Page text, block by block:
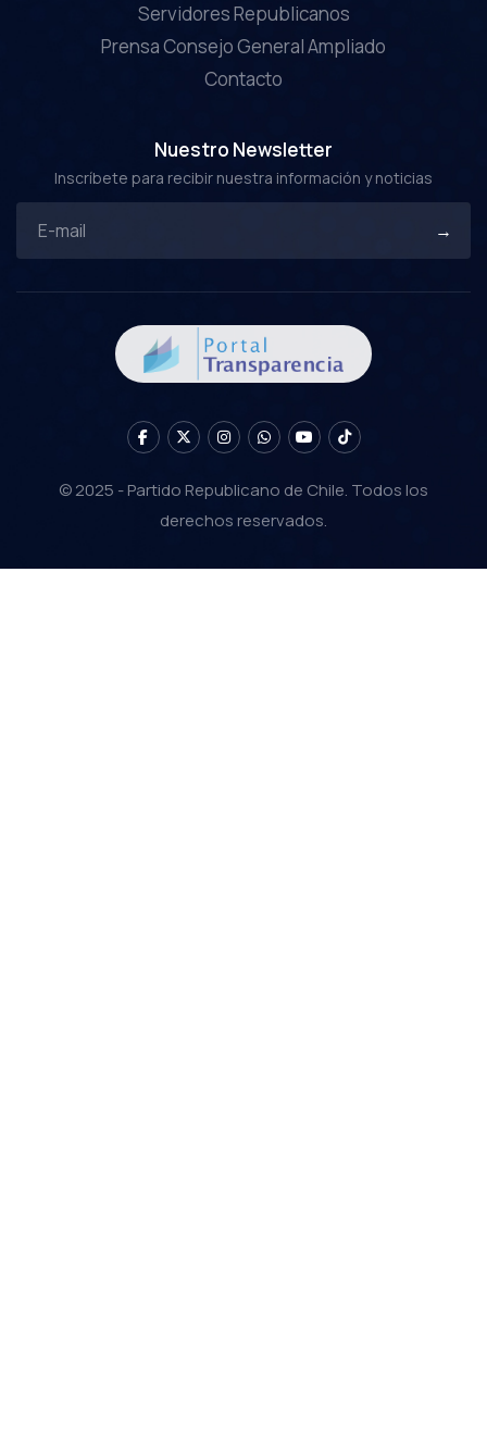
Servidores Republicanos
Prensa Consejo General Ampliado
Contacto
Nuestro Newsletter
Inscríbete para recibir nuestra información y noticias
© 2025 - Partido Republicano de Chile. Todos los
derechos reservados.